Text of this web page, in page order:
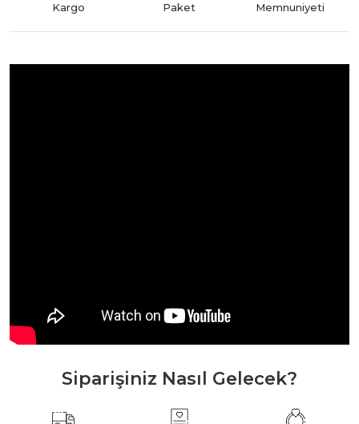
Kargo
Paket
Memnuniyeti
Siparişiniz Nasıl Gelecek?